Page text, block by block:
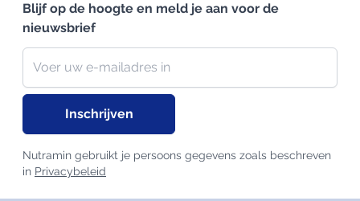
Blijf op de hoogte en meld je aan voor de
nieuwsbrief
Nieuwsbrief
E-mailadres
Inschrijven
Nutramin gebruikt je persoons gegevens zoals beschreven
in Privacybeleid